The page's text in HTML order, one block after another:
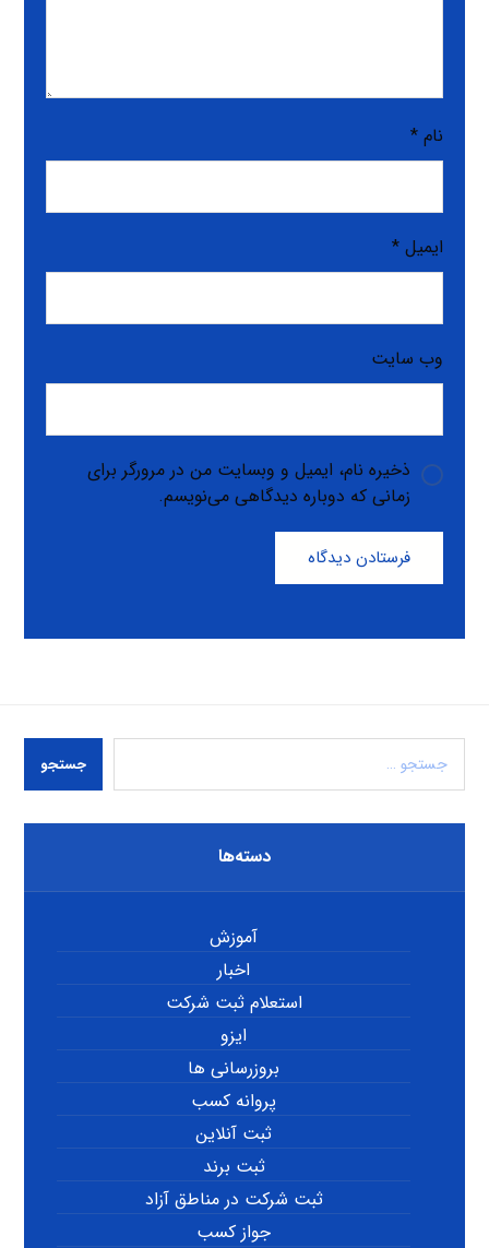
نام*
ایمیل*
وب‌ سایت
ذخیره نام، ایمیل و وبسایت من در مرورگر برای
زمانی که دوباره دیدگاهی می‌نویسم.
فرستادن دیدگاه
جستجو
دسته‌ها
آموزش
اخبار
استعلام ثبت شرکت
ایزو
بروزرسانی ها
پروانه کسب
ثبت آنلاین
ثبت برند
ثبت شرکت در مناطق آزاد
جواز کسب